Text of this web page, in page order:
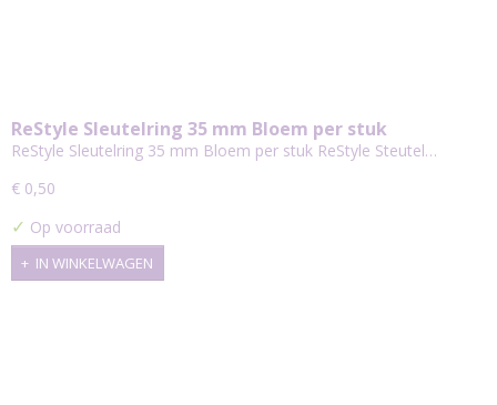
ReStyle Sleutelring 35 mm Bloem per stuk
ReStyle Sleutelring 35 mm Bloem per stuk ReStyle Steutel…
€ 0,50
✓ Op voorraad
IN WINKELWAGEN